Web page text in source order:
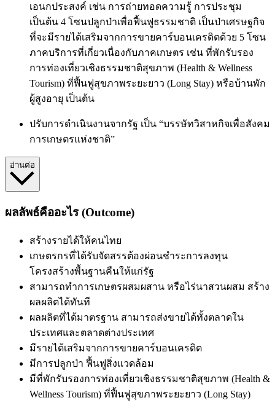
เอนกประสงค์ เช่น การถ่ายทอดความรู้ การประชุม
เป็นต้น 4 โซนปลูกป่าเพื่อฟื้นฟูธรรมชาติ เป็นป่าเศรษฐกิจ
ที่จะมีรายได้เสริมจากการขายคาร์บอนเครดิตด้วย 5 โซน
ภาคบริการที่เกี่ยวเนื่องกับภาคเกษตร เช่น ที่พักรับรอง
การท่องเที่ยวเชิงธรรมชาติสุขภาพ (Health & Wellness
Tourism) ที่ฟื้นฟูสุขภาพระยะยาว (Long Stay) หรือบ้านพัก
ผู้สูงอายุ เป็นต้น
ปรับการดำเนินงานจากรัฐ เป็น “บรรษัทวิสาหกิจเพื่อสังคม
การเกษตรแห่งชาติ”
อ่านต่อ
ผลลัพธ์คืออะไร (Outcome)
สร้างรายได้ให้คนไทย
เกษตรกรที่ได้รับจัดสรรต้องผ่อนชำระการลงทุน
โครงสร้างพื้นฐานคืนให้แก่รัฐ
สามารถทำการเกษตรผสมผสาน หรือไร่นาสวนผสม สร้าง
ผลผลิตได้ทันที
ผลผลิตที่ได้มาตรฐาน สามารถส่งขายได้ทั้งตลาดใน
ประเทศและตลาดต่างประเทศ
มีรายได้เสริมจากการขายคาร์บอนเครดิต
มีการปลูกป่า ฟื้นฟูสิ่งแวดล้อม
มีที่พักรับรองการท่องเที่ยวเชิงธรรมชาติสุขภาพ (Health &
Wellness Tourism) ที่ฟื้นฟูสุขภาพระยะยาว (Long Stay)